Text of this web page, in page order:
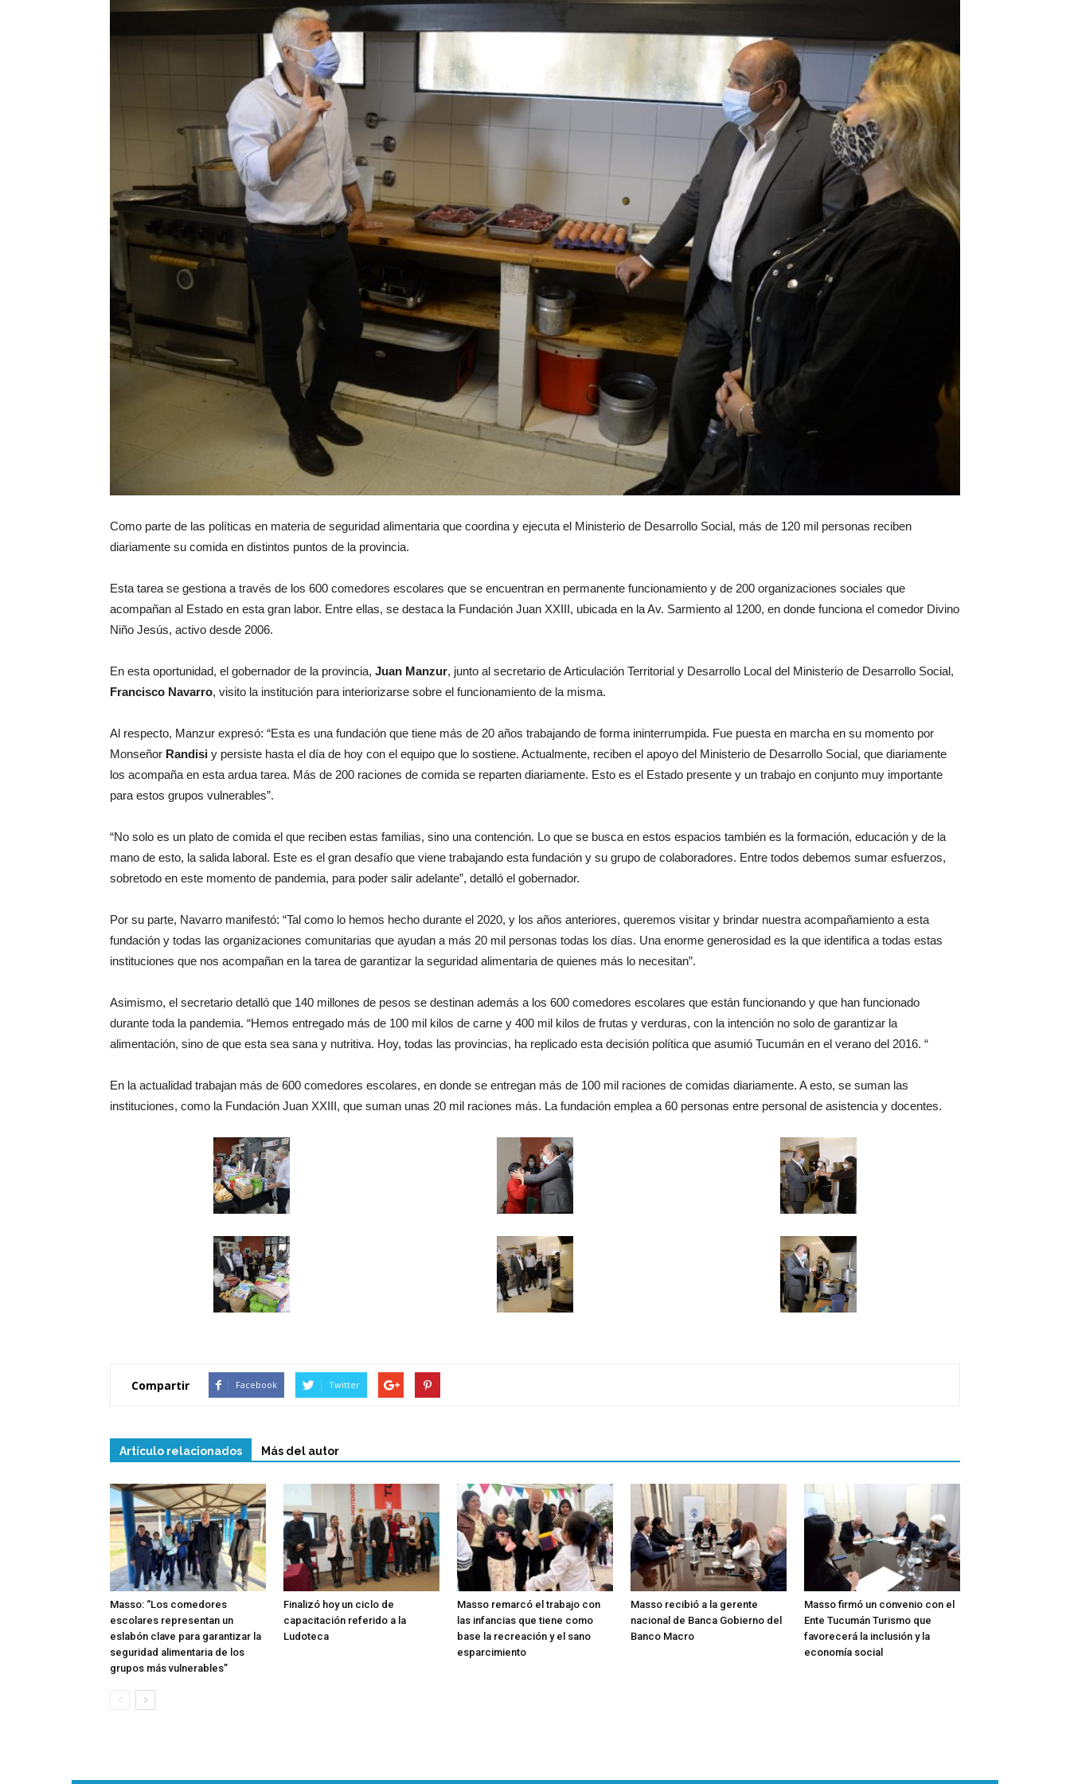
Como parte de las políticas en materia de seguridad alimentaria que coordina y ejecuta el Ministerio de Desarrollo Social, más de 120 mil personas reciben
diariamente su comida en distintos puntos de la provincia.
Esta tarea se gestiona a través de los 600 comedores escolares que se encuentran en permanente funcionamiento y de 200 organizaciones sociales que
acompañan al Estado en esta gran labor. Entre ellas, se destaca la Fundación Juan XXIII, ubicada en la Av. Sarmiento al 1200, en donde funciona el comedor Divino
Niño Jesús, activo desde 2006.
En esta oportunidad, el gobernador de la provincia, Juan Manzur, junto al secretario de Articulación Territorial y Desarrollo Local del Ministerio de Desarrollo Social,
Francisco Navarro, visito la institución para interiorizarse sobre el funcionamiento de la misma.
Al respecto, Manzur expresó: “Esta es una fundación que tiene más de 20 años trabajando de forma ininterrumpida. Fue puesta en marcha en su momento por
Monseñor Randisi y persiste hasta el día de hoy con el equipo que lo sostiene. Actualmente, reciben el apoyo del Ministerio de Desarrollo Social, que diariamente
los acompaña en esta ardua tarea. Más de 200 raciones de comida se reparten diariamente. Esto es el Estado presente y un trabajo en conjunto muy importante
para estos grupos vulnerables”.
“No solo es un plato de comida el que reciben estas familias, sino una contención. Lo que se busca en estos espacios también es la formación, educación y de la
mano de esto, la salida laboral. Este es el gran desafío que viene trabajando esta fundación y su grupo de colaboradores. Entre todos debemos sumar esfuerzos,
sobretodo en este momento de pandemia, para poder salir adelante”, detalló el gobernador.
Por su parte, Navarro manifestó: “Tal como lo hemos hecho durante el 2020, y los años anteriores, queremos visitar y brindar nuestra acompañamiento a esta
fundación y todas las organizaciones comunitarias que ayudan a más 20 mil personas todas los días. Una enorme generosidad es la que identifica a todas estas
instituciones que nos acompañan en la tarea de garantizar la seguridad alimentaria de quienes más lo necesitan”.
Asimismo, el secretario detalló que 140 millones de pesos se destinan además a los 600 comedores escolares que están funcionando y que han funcionado
durante toda la pandemia. “Hemos entregado más de 100 mil kilos de carne y 400 mil kilos de frutas y verduras, con la intención no solo de garantizar la
alimentación, sino de que esta sea sana y nutritiva. Hoy, todas las provincias, ha replicado esta decisión política que asumió Tucumán en el verano del 2016. “
En la actualidad trabajan más de 600 comedores escolares, en donde se entregan más de 100 mil raciones de comidas diariamente. A esto, se suman las
instituciones, como la Fundación Juan XXIII, que suman unas 20 mil raciones más. La fundación emplea a 60 personas entre personal de asistencia y docentes.
Compartir Facebook Twitter
Artículo relacionados Más del autor
Masso: “Los comedores
escolares representan un
eslabón clave para garantizar la
seguridad alimentaria de los
grupos más vulnerables”
Finalizó hoy un ciclo de
capacitación referido a la
Ludoteca
Masso remarcó el trabajo con
las infancias que tiene como
base la recreación y el sano
esparcimiento
Masso recibió a la gerente
nacional de Banca Gobierno del
Banco Macro
Masso firmó un convenio con el
Ente Tucumán Turismo que
favorecerá la inclusión y la
economía social